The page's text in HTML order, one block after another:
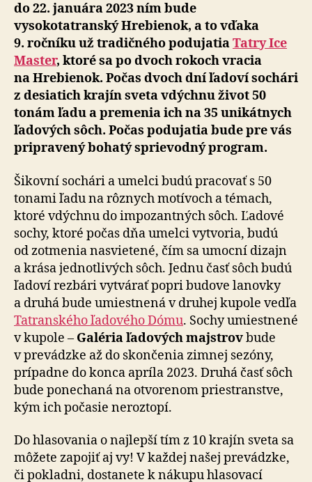
do 22. januára 2023 ním bude
vysokotatranský Hrebienok, a to vďaka
9. ročníku už tradičného podujatiaTatry Ice
Master, ktoré sa po dvoch rokoch vracia
na Hrebienok. Počas dvoch dní ľadoví sochári
z desiatich krajín sveta vdýchnu život 50
tonám ľadu a premenia ich na 35 unikátnych
ľadových sôch. Počas podujatia bude pre vás
pripravený bohatý sprievodný program.
Šikovní sochári a umelci budú pracovať s 50
tonami ľadu na rôznych motívoch a témach,
ktoré vdýchnu do impozantných sôch. Ľadové
sochy, ktoré počas dňa umelci vytvoria, budú
od zotmenia nasvietené, čím sa umocní dizajn
a krása jednotlivých sôch. Jednu časť sôch budú
ľadoví rezbári vytvárať popri budove lanovky
a druhá bude umiestnená v druhej kupole vedľa
Tatranského ľadového Dómu. Sochy umiestnené
v kupole – Galéria ľadových majstrovbude
v prevádzke až do skončenia zimnej sezóny,
prípadne do konca apríla 2023. Druhá časť sôch
bude ponechaná na otvorenom priestranstve,
kým ich počasie neroztopí.
Do hlasovania o najlepší tím z 10 krajín sveta sa
môžete zapojiť aj vy! V každej našej prevádzke,
či pokladni, dostanete k nákupu hlasovací